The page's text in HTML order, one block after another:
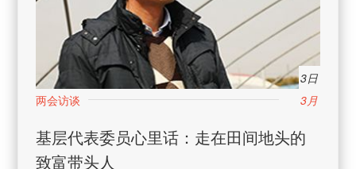
3日
3月
基层代表委员心里话：走在田间地头的
致富带头人